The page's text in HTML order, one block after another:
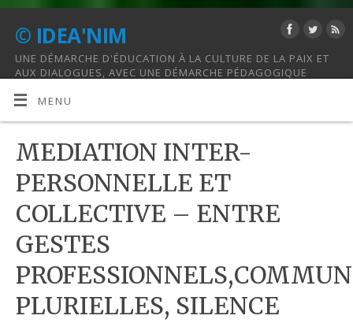
© IDEA'NIM
UNE DÉMARCHE D'ÉDUCATION À LA CULTURE DE LA PAIX ET
AUX DIALOGUES, AVEC UNE DÉMARCHE PÉDAGOGIQUE
MENU
MEDIATION INTER-
PERSONNELLE ET
COLLECTIVE – ENTRE
GESTES
PLURIELLES, SILENCE